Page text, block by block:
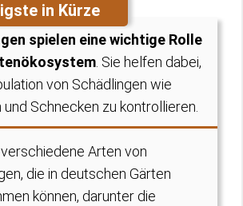
in Kürze
spielen eine wichtige Rolle
. Sie helfen dabei,
von Schädlingen wie
und Schnecken zu kontrollieren.
Arten von
die in deutschen Gärten
können, darunter die